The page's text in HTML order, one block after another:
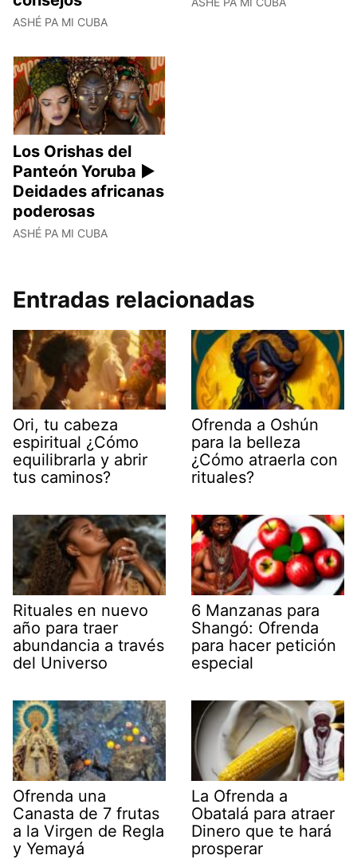
ASHÉ PA MI CUBA
Los Orishas del
Panteón Yoruba ►
Deidades africanas
poderosas
ASHÉ PA MI CUBA
Entradas relacionadas
Ori, tu cabeza
espiritual ¿Cómo
equilibrarla y abrir
tus caminos?
Ofrenda a Oshún
para la belleza
¿Cómo atraerla con
rituales?
Rituales en nuevo
año para traer
abundancia a través
del Universo
6 Manzanas para
Shangó: Ofrenda
para hacer petición
especial
Ofrenda una
Canasta de 7 frutas
a la Virgen de Regla
y Yemayá
La Ofrenda a
Obatalá para atraer
Dinero que te hará
prosperar